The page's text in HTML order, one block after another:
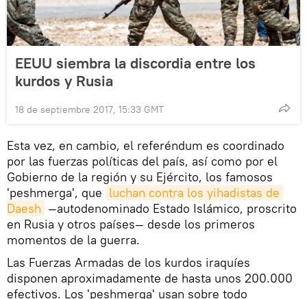
EEUU siembra la discordia entre los
kurdos y Rusia
18 de septiembre 2017, 15:33 GMT
Esta vez, en cambio, el referéndum es coordinado
por las fuerzas políticas del país, así como por el
Gobierno de la región y su Ejército, los famosos
'peshmerga', que luchan contra los yihadistas de
Daesh —autodenominado Estado Islámico, proscrito
en Rusia y otros países— desde los primeros
momentos de la guerra.
Las Fuerzas Armadas de los kurdos iraquíes
disponen aproximadamente de hasta unos 200.000
efectivos. Los 'peshmerga' usan sobre todo